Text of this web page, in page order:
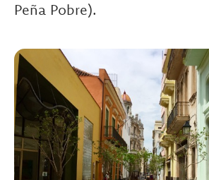
Peña Pobre).